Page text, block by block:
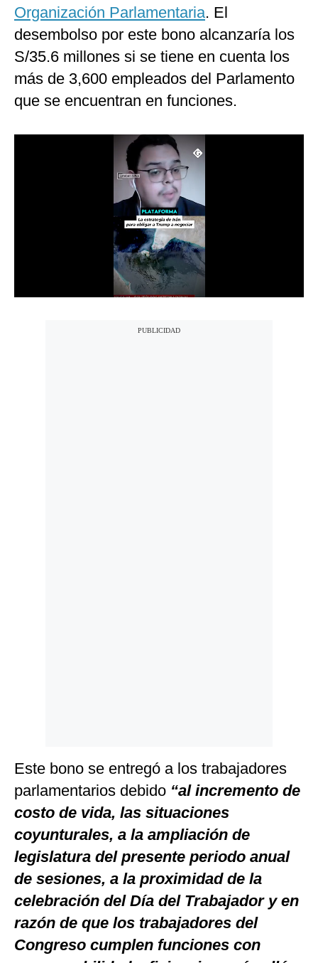
Internacional
Tecnología
Mix
Organización Parlamentaria. El
desembolso por este bono alcanzaría los
S/35.6 millones si se tiene en cuenta los
más de 3,600 empleados del Parlamento
que se encuentran en funciones.
Este bono se entregó a los trabajadores
parlamentarios debido “al incremento de
costo de vida, las situaciones
coyunturales, a la ampliación de
legislatura del presente periodo anual
de sesiones, a la proximidad de la
celebración del Día del Trabajador y en
razón de que los trabajadores del
Congreso cumplen funciones con